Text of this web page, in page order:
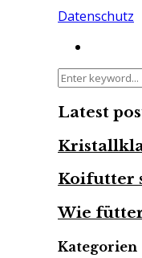
Datenschutz
Search
Latest
Koifutter
Wie
Kategorien